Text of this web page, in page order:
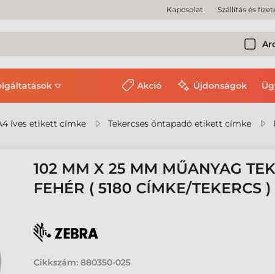
Kapcsolat Szállítás és
Akció Újdonságok
íves etikett címke Tekercses öntapadó etikett címke
102 MM X 25 MM MŰANYAG
FEHÉR ( 5180 CÍMKE/TEKERCS )
Cikkszám: 880350-025